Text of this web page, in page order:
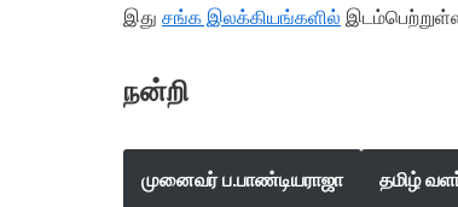
இது சங்க இலக்கியங்களில்
நன்றி
முனைவர் ப.பாண்டியராஜா தமிழ்